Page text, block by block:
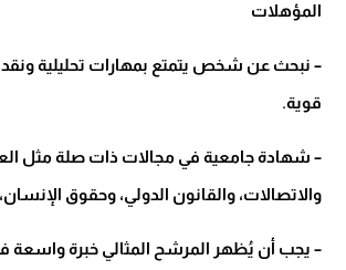
المؤهلات
– نبحث عن شخص يتمتع بمهارات تحليلية
قوية.
– شهادة جامعية في مجالات ذات صلة مثل
والاتصالات، والقانون الدولي، وحقوق
– يجب أن يُظهر المرشح المثالي خبرة واسعة